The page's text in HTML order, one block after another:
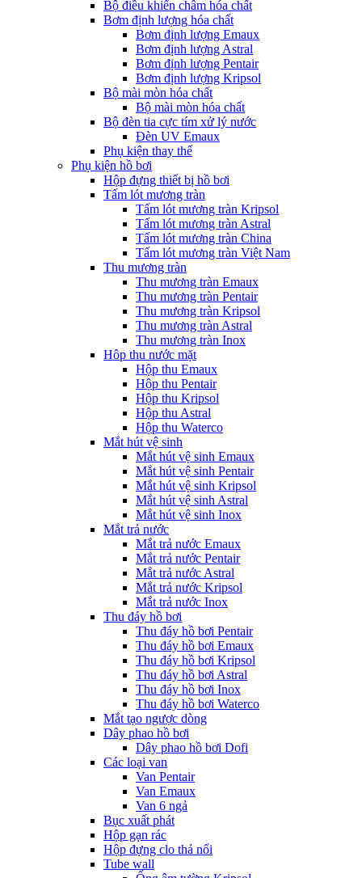
Bộ điều khiển châm hóa chất
Bơm định lượng hóa chất
Bơm định lượng Emaux
Bơm định lượng Astral
Bơm định lượng Pentair
Bơm định lượng Kripsol
Bộ mài mòn hóa chất
Bộ mài mòn hóa chất
Bộ đèn tia cực tím xử lý nước
Đèn UV Emaux
Phụ kiện thay thế
Phụ kiện hồ bơi
Hộp đựng thiết bị hồ bơi
Tấm lót mương tràn
Tấm lót mương tràn Kripsol
Tấm lót mương tràn Astral
Tấm lót mương tràn China
Tấm lót mương tràn Việt Nam
Thu mương tràn
Thu mương tràn Emaux
Thu mương tràn Pentair
Thu mương tràn Kripsol
Thu mương tràn Astral
Thu mương tràn Inox
Hôp thu nước mặt
Hộp thu Emaux
Hộp thu Pentair
Hộp thu Kripsol
Hộp thu Astral
Hộp thu Waterco
Mắt hút vệ sinh
Mắt hút vệ sinh Emaux
Mắt hút vệ sinh Pentair
Mắt hút vệ sinh Kripsol
Mắt hút vệ sinh Astral
Mắt hút vệ sinh Inox
Mắt trả nước
Mắt trả nước Emaux
Mắt trả nước Pentair
Mắt trả nước Astral
Mắt trả nước Kripsol
Mắt trả nước Inox
Thu đáy hồ bơi
Thu đáy hồ bơi Pentair
Thu đáy hồ bơi Emaux
Thu đáy hồ bơi Kripsol
Thu đáy hồ bơi Astral
Thu đáy hồ bơi Inox
Thu đáy hồ bơi Waterco
Mắt tạo ngược dòng
Dây phao hồ bơi
Dây phao hồ bơi Dofi
Các loại van
Van Pentair
Van Emaux
Van 6 ngả
Bục xuất phát
Hộp gạn rác
Hộp đựng clo thả nổi
Tube wall